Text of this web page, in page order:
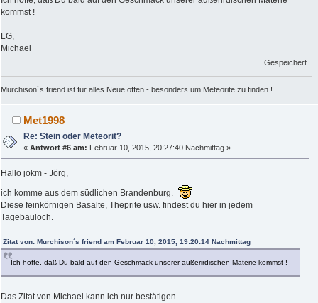
kommst !
LG,
Michael
Gespeichert
Murchison`s friend ist für alles Neue offen - besonders um Meteorite zu finden !
Met1998
Re: Stein oder Meteorit?
«Antwort #6 am: Februar 10, 2015, 20:27:40 Nachmittag »
Hallo jokm - Jörg,
ich komme aus dem südlichen Brandenburg.
Diese feinkörnigen Basalte, Theprite usw. findest du hier in jedem
Tagebauloch.
Zitat von: Murchison´s friend am Februar 10, 2015, 19:20:14 Nachmittag
Ich hoffe, daß Du bald auf den Geschmack unserer außerirdischen Materie kommst !
Das Zitat von Michael kann ich nur bestätigen.